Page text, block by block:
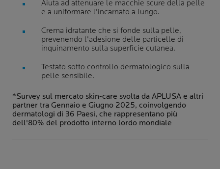
Aiuta ad attenuare le macchie scure della pelle
e a uniformare l'incarnato a lungo.
Crema idratante che si fonde sulla pelle,
prevenendo l'adesione delle particelle di
inquinamento sulla superficie cutanea.
Testato sotto controllo dermatologico sulla
pelle sensibile.
*Survey sul mercato skin-care svolta da APLUSA e altri
partner tra Gennaio e Giugno 2025, coinvolgendo
dermatologi di 36 Paesi, che rappresentano più
dell'80% del prodotto interno lordo mondiale